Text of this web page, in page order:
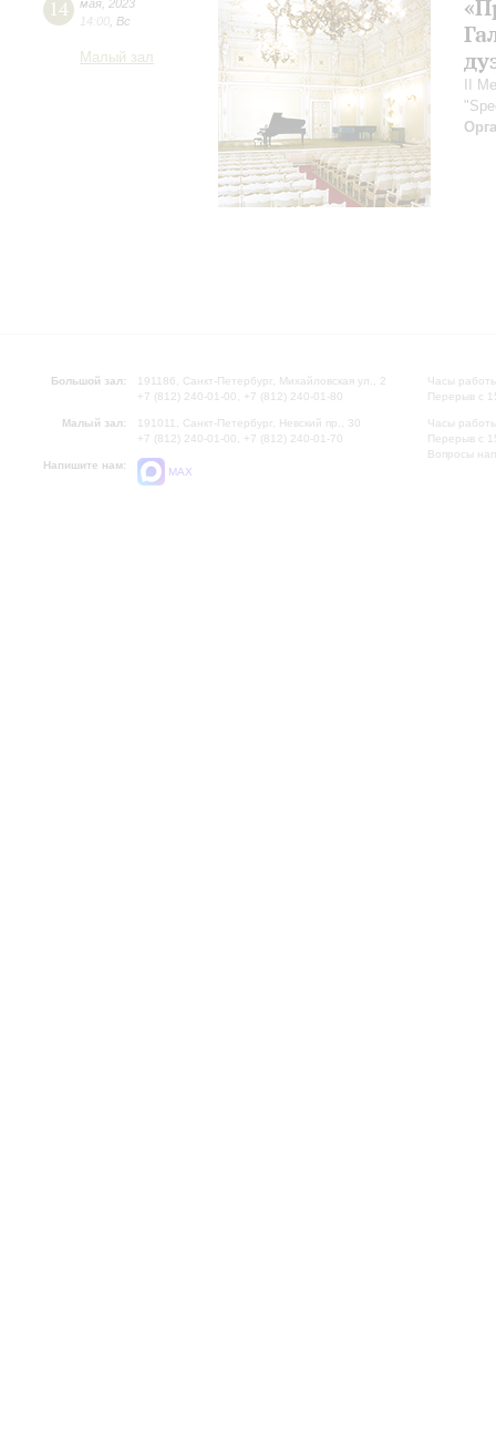
14 мая 2023
14:00 Вс
Малый зал
II
Большой зал:
191186, Санкт-Петербург, Михайловская ул., 2
+7 (812) 240-01-00, +7 (812) 240-01-80
Малый зал:
191011, Санкт-Петербург, Невский пр., 30
+7 (812) 240-01-00, +7 (812) 240-01-70
Напишите нам:
MAX
Часы
Перерыв с
Часы
Перерыв с
Вопросы